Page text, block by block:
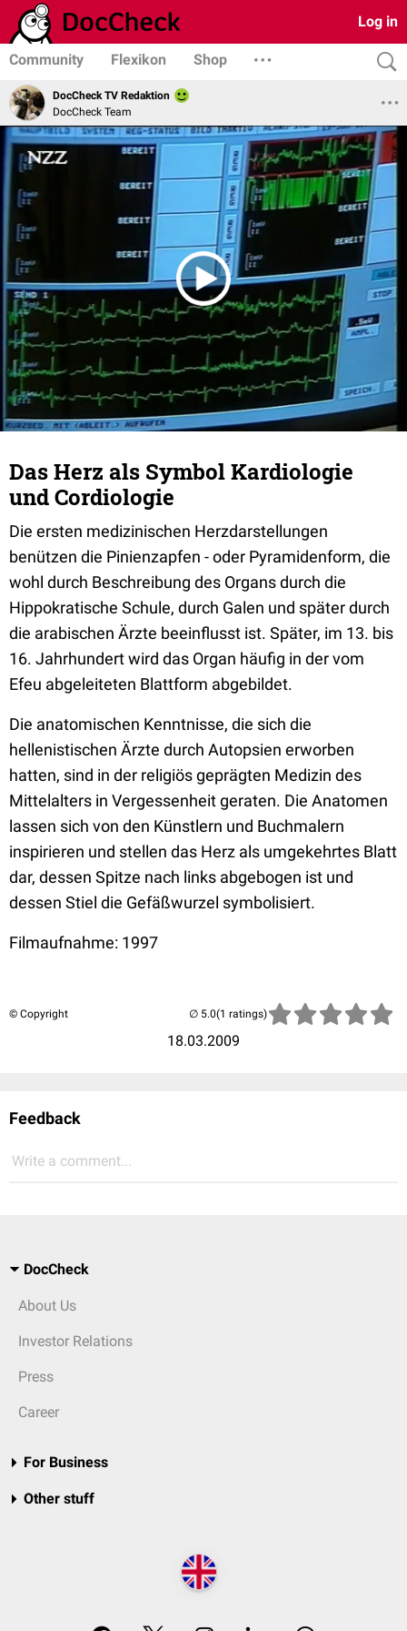
Log in
Community Flexikon Shop
DocCheck TV Redaktion
DocCheck Team
Das Herz als Symbol Kardiologie
und Cordiologie
Die ersten medizinischen Herzdarstellungen
benützen die Pinienzapfen - oder Pyramidenform, die
wohl durch Beschreibung des Organs durch die
Hippokratische Schule, durch Galen und später durch
die arabischen Ärzte beeinflusst ist. Später, im 13. bis
16. Jahrhundert wird das Organ häufig in der vom
Efeu abgeleiteten Blattform abgebildet.
Die anatomischen Kenntnisse, die sich die
hellenistischen Ärzte durch Autopsien erworben
hatten, sind in der religiös geprägten Medizin des
Mittelalters in Vergessenheit geraten. Die Anatomen
lassen sich von den Künstlern und Buchmalern
inspirieren und stellen das Herz als umgekehrtes Blatt
dar, dessen Spitze nach links abgebogen ist und
dessen Stiel die Gefäßwurzel symbolisiert.
Filmaufnahme: 1997
© Copyright
18.03.2009
(1 ratings)
Feedback
Write a comment...
DocCheck
About Us
Investor Relations
Press
Career
For Business
Other stuff